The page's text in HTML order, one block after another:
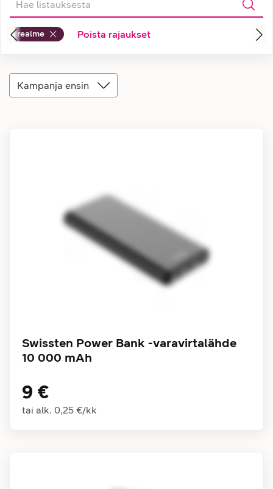
realme Poista rajaukset
Kampanja ensin
Swissten Power Bank -varavirtalähde
10 000 mAh
9 €
tai alk. 0,25 €/kk